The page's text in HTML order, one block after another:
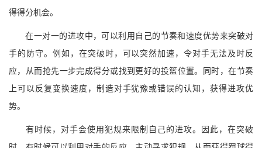
得得分机会。
在一对一的进攻中，可以利用自己的节奏和速度优势来突破对
手的防守。例如，在突破时，可以突然加速，令对手无法及时反
应，从而抢先一步完成得分或找到更好的投篮位置。同时，在节奏
上可以反复变换速度，制造对手犹豫或错误的认知，获得进攻优
势。
有时候，对手会使用犯规来限制自己的进攻。因此，在突破